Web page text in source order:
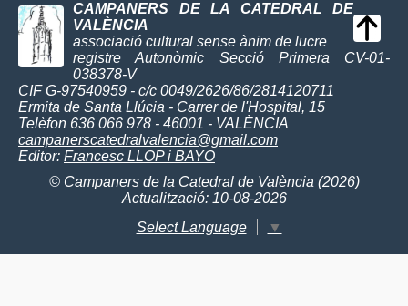
CAMPANERS DE LA CATEDRAL DE
VALÈNCIA
associació cultural sense ànim de lucre
registre Autonòmic Secció Primera CV-01-
038378-V
CIF G-97540959 - c/c 0049/2626/86/2814120711
Ermita de Santa Llúcia - Carrer de l'Hospital, 15
Telèfon 636 066 978 - 46001 - VALÈNCIA
campanerscatedralvalencia@gmail.com
Editor: Francesc LLOP i BAYO
© Campaners de la Catedral de València (2026)
Actualització: 10-08-2026
Select Language
▼